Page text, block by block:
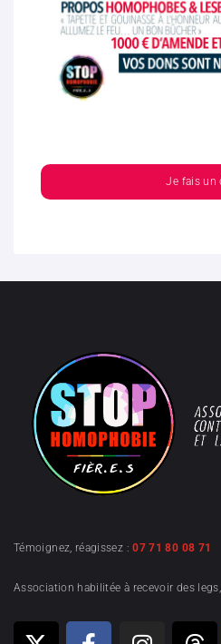
Je fais un
Témoignez, réagissez :07 71 80 08 71
Association habilitée à recevoir des